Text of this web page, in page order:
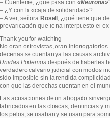
– Cuénteme, ¿qué pasa con «Neurona»
– ¿Y con la «caja de solidaridad»?
– A ver, señora Rosell , ¿qué tiene que
prevaricación que le ha interpuesto el ex
Thank you for watching
No eran entrevistas, eran
decenas se cuentan ya las causas
Unidas Podemos después de haberles
verdadero calvario judicial con modos
sido imposible sin la rendida
con que las derechas cuentan en el
Las acusaciones de un abogado
fabricados en las cloacas, denuncias y
los pelos, se usaban y se usan para